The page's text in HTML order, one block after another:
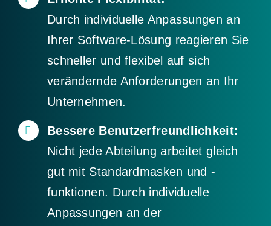
Durch individuelle Anpassungen an
Ihrer Software-Lösung reagieren Sie
schneller und flexibel auf sich
verändernde Anforderungen an Ihr
Unternehmen.
Bessere Benutzerfreundlichkeit:
Nicht jede Abteilung arbeitet gleich
gut mit Standardmasken und -
funktionen. Durch individuelle
Anpassungen an der